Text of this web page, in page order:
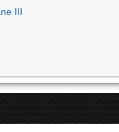
III